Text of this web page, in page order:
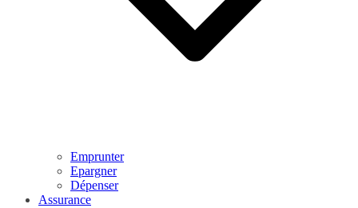
Emprunter
Epargner
Dépenser
Assurance